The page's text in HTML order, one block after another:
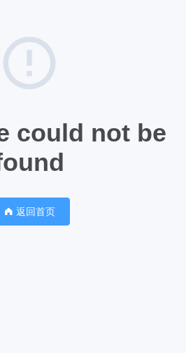
could not be
返回首页